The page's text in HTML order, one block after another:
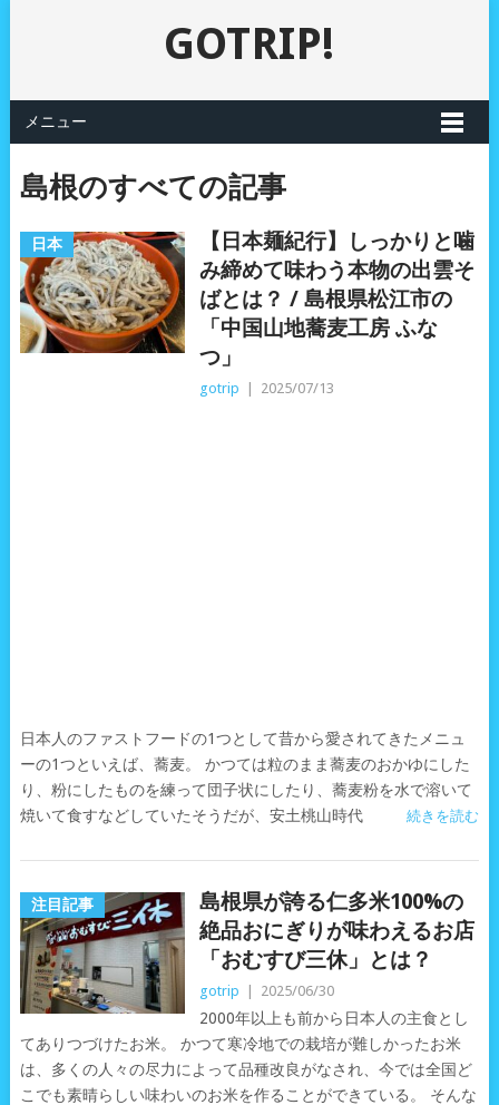
GOTRIP!
メニュー
島根のすべての記事
日本
【日本麺紀行】しっかりと噛
み締めて味わう本物の出雲そ
ばとは？ / 島根県松江市の
「中国山地蕎麦工房 ふな
つ」
gotrip 2025/07/13
日本人のファストフードの1つとして昔から愛されてきたメニュ
ーの1つといえば、蕎麦。 かつては粒のまま蕎麦のおかゆにした
り、粉にしたものを練って団子状にしたり、蕎麦粉を水で溶いて
焼いて食すなどしていたそうだが、安土桃山時代
続きを読む
注目記事
島根県が誇る仁多米100%の
絶品おにぎりが味わえるお店
「おむすび三休」とは？
gotrip 2025/06/30
2000年以上も前から日本人の主食とし
てありつづけたお米。 かつて寒冷地での栽培が難しかったお米
は、多くの人々の尽力によって品種改良がなされ、今では全国ど
こでも素晴らしい味わいのお米を作ることができている。 そんな